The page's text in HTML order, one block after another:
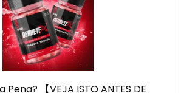
【VEJA ISTO ANTES DE